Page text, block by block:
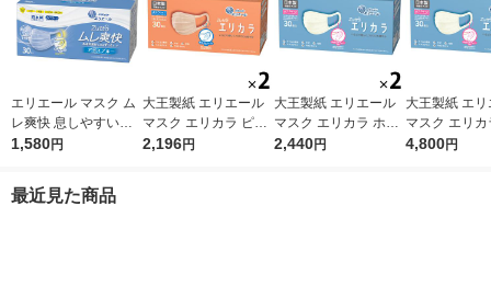
エリエール マスク ム
レ爽快 息しやすい
プリーツ型 幅広耳ゴ
入） 大王製紙 日本
1,580円
大王製紙 エリエール
マスク エリカラ ピン
クベージュ ふつうサ
2,196円
大王製紙 エリエール
マスク エリカラ ホワ
イトナチュラル ふつ
2,440円
大王製紙 エ
マスク エリ
イトナチュラ
4,800円
最近見た商品